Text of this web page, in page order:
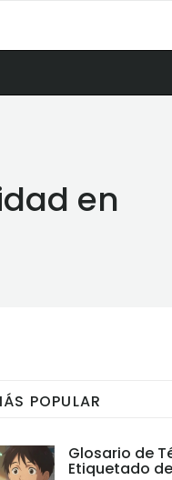
en
POPULAR
Glosario de
Etiquetado